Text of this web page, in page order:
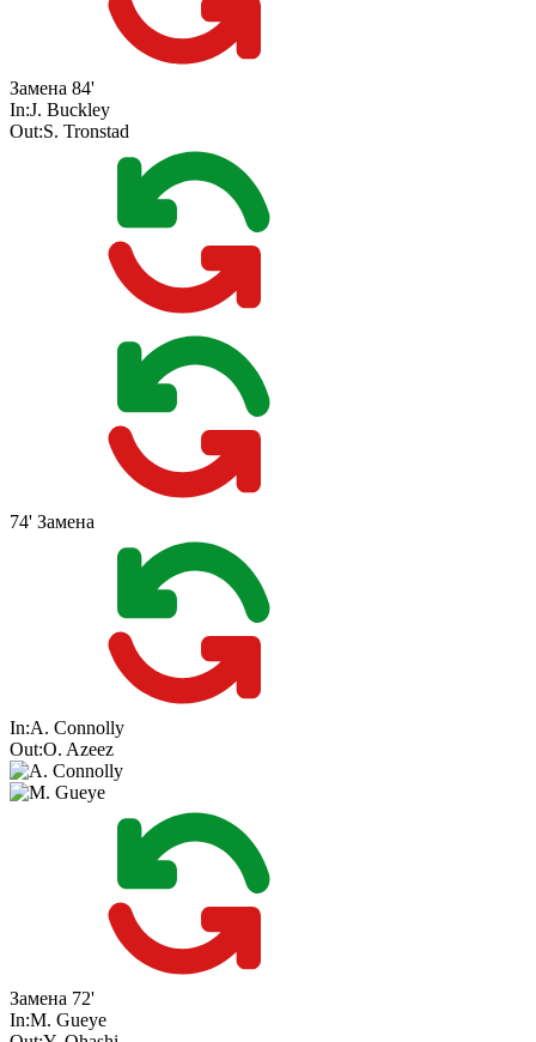
Замена 84'
In:J. Buckley
Out:S. Tronstad
74' Замена
In:A. Connolly
Out:O. Azeez
Замена 72'
In:M. Gueye